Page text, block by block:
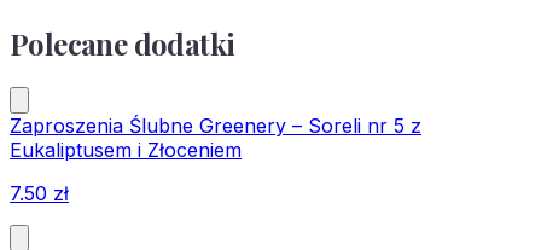
Polecane dodatki
Zaproszenia Ślubne Greenery – Soreli nr 5 z
Eukaliptusem i Złoceniem
7.50 zł